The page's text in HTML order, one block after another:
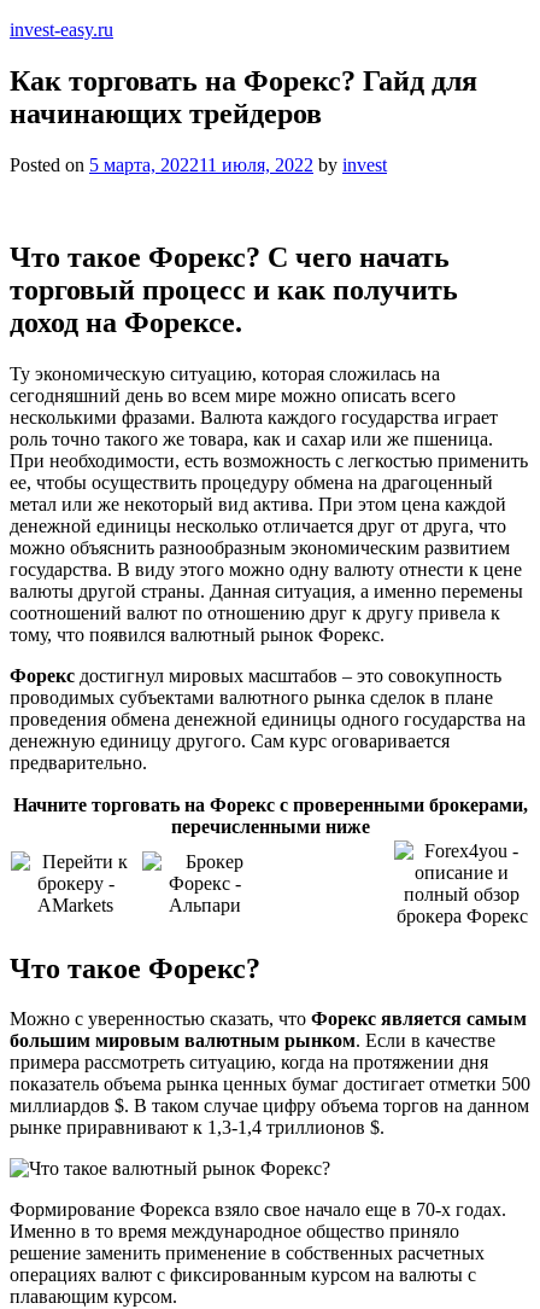
invest-easy.ru
Как торговать на Форекс? Гайд для
начинающих трейдеров
Posted on 5 марта, 202211 июля, 2022 by invest
Что такое Форекс? С чего начать
торговый процесс и как получить
доход на Форексе.
Ту экономическую ситуацию, которая сложилась на
сегодняшний день во всем мире можно описать всего
несколькими фразами. Валюта каждого государства играет
роль точно такого же товара, как и сахар или же пшеница.
При необходимости, есть возможность с легкостью применить
ее, чтобы осуществить процедуру обмена на драгоценный
метал или же некоторый вид актива. При этом цена каждой
денежной единицы несколько отличается друг от друга, что
можно объяснить разнообразным экономическим развитием
государства. В виду этого можно одну валюту отнести к цене
валюты другой страны. Данная ситуация, а именно перемены
соотношений валют по отношению друг к другу привела к
тому, что появился валютный рынок Форекс.
Форекс достигнул мировых масштабов – это совокупность
проводимых субъектами валютного рынка сделок в плане
проведения обмена денежной единицы одного государства на
денежную единицу другого. Сам курс оговаривается
предварительно.
Начните торговать на Форекс с проверенными брокерами,
перечисленными ниже
Что такое Форекс?
Можно с уверенностью сказать, что Форекс является самым
большим мировым валютным рынком. Если в качестве
примера рассмотреть ситуацию, когда на протяжении дня
показатель объема рынка ценных бумаг достигает отметки 500
миллиардов $. В таком случае цифру объема торгов на данном
рынке приравнивают к 1,3-1,4 триллионов $.
Формирование Форекса взяло свое начало еще в 70-х годах.
Именно в то время международное общество приняло
решение заменить применение в собственных расчетных
операциях валют с фиксированным курсом на валюты с
плавающим курсом.